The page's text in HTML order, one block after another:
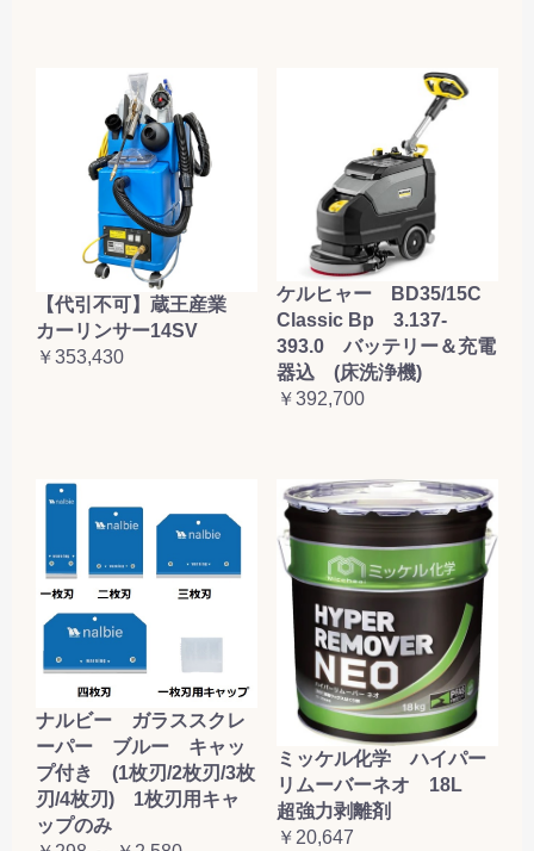
【代引不可】蔵王産業
カーリンサー14SV
￥353,430
ケルヒャー BD35/15C
Classic Bp 3.137-
393.0 バッテリー＆充電
器込 (床洗浄機)
￥392,700
ナルビー ガラススクレ
ーパー ブルー キャッ
プ付き (1枚刃/2枚刃/3枚
刃/4枚刃) 1枚刃用キャ
ップのみ
ミッケル化学 ハイパー
リムーバーネオ 18L
超強力剥離剤
￥20,647